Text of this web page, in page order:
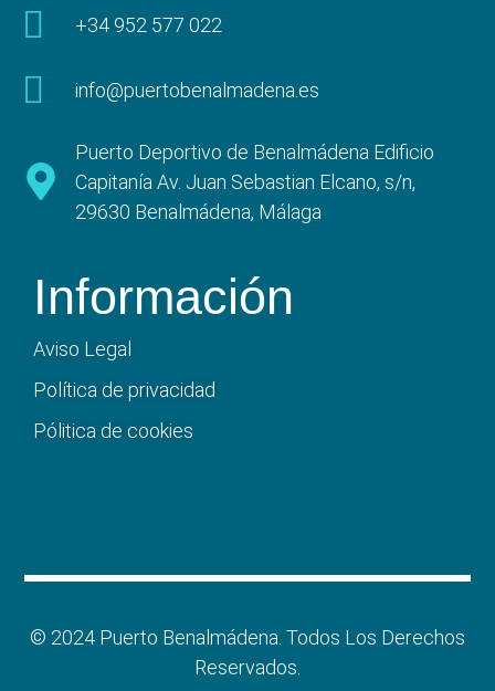
+34 952 577 022
info@puertobenalmadena.es
Puerto Deportivo de Benalmádena Edificio
Capitanía Av. Juan Sebastian Elcano, s/n,
29630 Benalmádena, Málaga
Información
Aviso Legal
Política de privacidad
Pólitica de cookies
© 2024 Puerto Benalmádena. Todos Los Derechos
Reservados.